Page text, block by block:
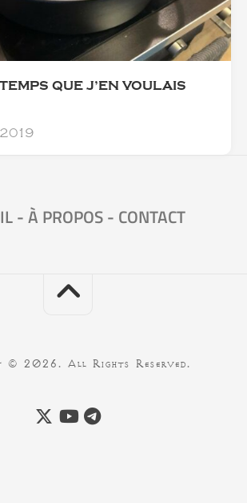
QUE J’EN VOULAIS
-À PROPOS- CONTACT
2026. All Rights Reserved.